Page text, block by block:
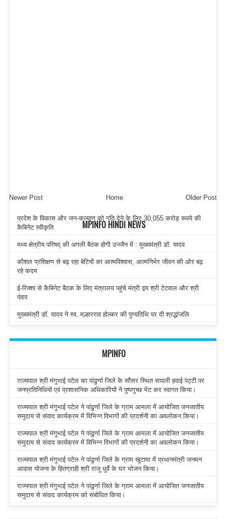
Newer Post Older Post
Home
MPINFO HINDI NEWS
प्रदेश के विकास और जन-कल्याण को गति देने के लिए 30,055 करोड़ रूपये की
कैबिनेट स्वीकृति
मध्य क्षेत्रीय परिषद् की अगली बैठक होगी उज्जैन में : मुख्यमंत्री डॉ. यादव
कौशल प्रशिक्षण से बढ़ रहा बेटियों का आत्मविश्वास, आत्मनिर्भर जीवन की ओर बढ़
रहे कदम
ई-रिक्शा से कैबिनेट बैठक के लिए मंत्रालय पहुंचे मंत्री द्वय श्री टेटवाल और श्री
पंवार
मुख्यमंत्री डॉ. यादव ने स्व. मल्हारराव होल्कर की पुण्यतिथि पर दी श्रद्धांजलि
MPINFO
राज्यपाल श्री मंगुभाई पटेल का पांढुर्णा जिले के सौंसर स्थित सावली हवाई पट्टी पर
जनप्रतिनिधियों एवं प्रशासनिक अधिकारियों ने पुष्पगुच्छ भेंट कर स्वागत किया।
राज्यपाल श्री मंगुभाई पटेल ने पांढुर्णा जिले के ग्राम आमला में आयोजित जनजातीय
समुदाय से संवाद कार्यक्रम में विभिन्न विभागों की प्रदर्शनी का अवलोकन किया।
राज्यपाल श्री मंगुभाई पटेल ने पांढुर्णा जिले के ग्राम आमला में आयोजित जनजातीय
समुदाय से संवाद कार्यक्रम में विभिन्न विभागों की प्रदर्शनी का अवलोकन किया।
राज्यपाल श्री मंगुभाई पटेल ने पांढुर्णा जिले के ग्राम खुटामा में प्रधानमंत्री जनमन
आवास योजना के हितग्राही श्री राजू धुर्वे के घर भोजन किया।
राज्यपाल श्री मंगुभाई पटेल ने पांढुर्णा जिले के ग्राम आमला में आयोजित जनजातीय
समुदाय से संवाद कार्यक्रम को संबोधित किया।